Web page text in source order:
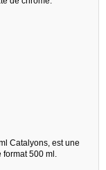
Catalyons, est une
format 500 ml.